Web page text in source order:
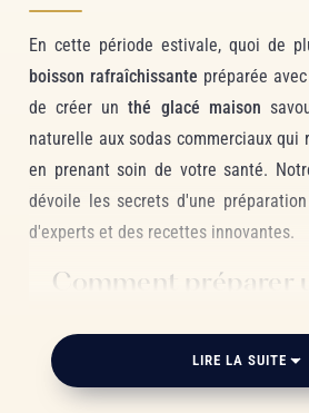
En cette période estivale, quoi de
boisson rafraîchissante préparée
de créer unthé glacé maison
naturelle aux sodas commerciaux
en prenant soin de votre santé.
dévoile les secrets d'une
d'experts et des recettes innovantes.
Comment préparer
Les étapes essentielles
LIRE LA SUITE